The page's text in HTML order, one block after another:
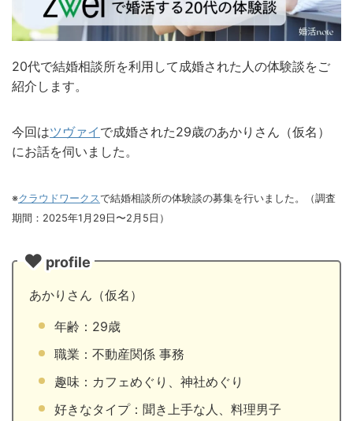
20代で結婚相談所を利用して成婚された人の体験談をご
紹介します。
今回はツヴァイ で成婚された29歳のあかりさん（仮名）
にお話を伺いました。
※クラウドワークスで結婚相談所の体験談の募集を行いました。（調査
期間：2025年1月29日〜2月5日）
profile
あかりさん（仮名）
年齢：29歳
職業：不動産関係 事務
趣味：カフェめぐり、神社めぐり
好きなタイプ：聞き上手な人、料理男子